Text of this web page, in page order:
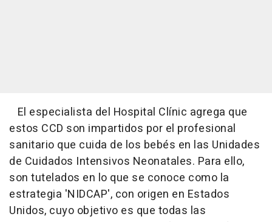
El especialista del Hospital Clínic agrega que
estos CCD son impartidos por el profesional
sanitario que cuida de los bebés en las Unidades
de Cuidados Intensivos Neonatales. Para ello,
son tutelados en lo que se conoce como la
estrategia 'NIDCAP', con origen en Estados
Unidos, cuyo objetivo es que todas las